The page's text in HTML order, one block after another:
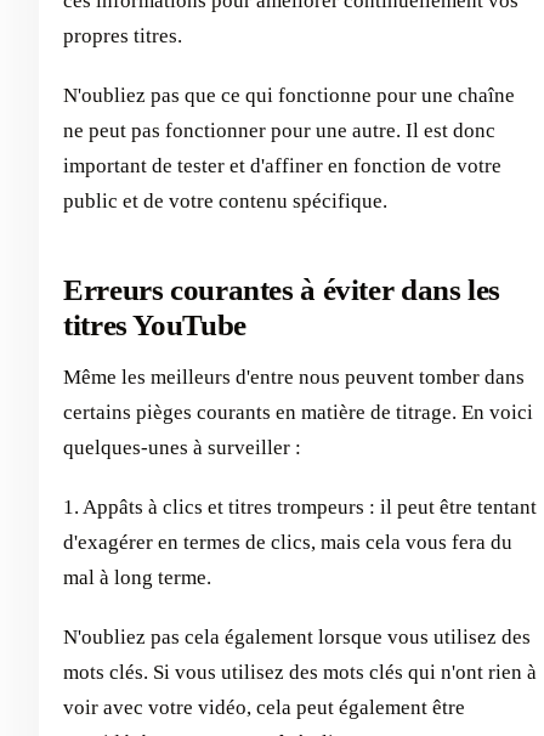
propres titres.
N'oubliez pas que ce qui fonctionne pour une chaîne
ne peut pas fonctionner pour une autre. Il est donc
important de tester et d'affiner en fonction de votre
public et de votre contenu spécifique.
Erreurs courantes à éviter dans les
titres YouTube
Même les meilleurs d'entre nous peuvent tomber dans
certains pièges courants en matière de titrage. En voici
quelques-unes à surveiller :
1. Appâts à clics et titres trompeurs : il peut être tentant
d'exagérer en termes de clics, mais cela vous fera du
mal à long terme.
N'oubliez pas cela également lorsque vous utilisez des
mots clés. Si vous utilisez des mots clés qui n'ont rien à
voir avec votre vidéo, cela peut également être